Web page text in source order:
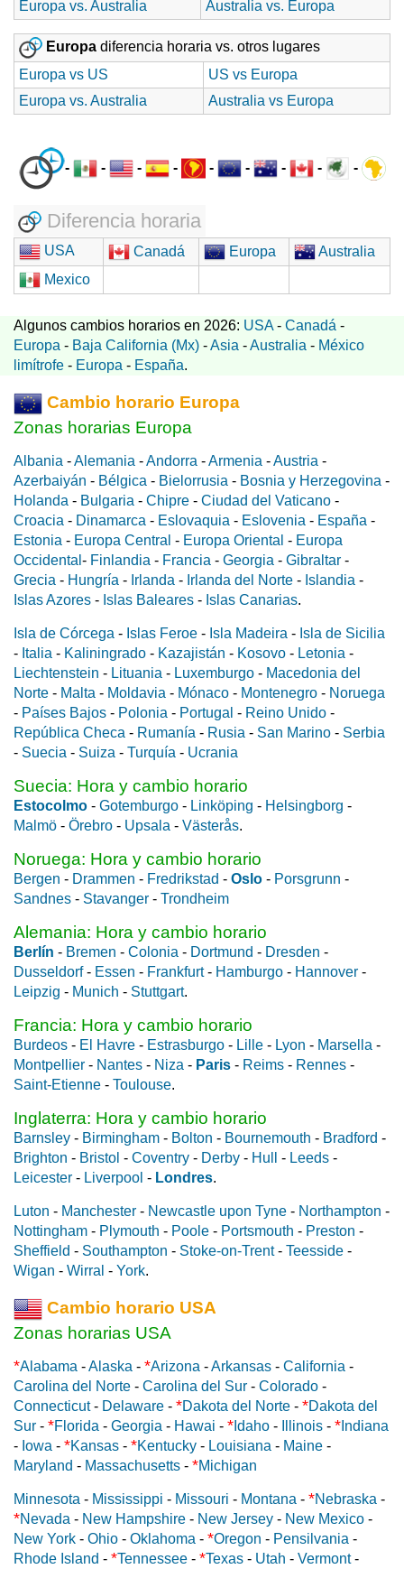
Europa vs. Australia Australia vs. Europa
Europa diferencia horaria vs. otros lugares
Europa vs US
US vs Europa
Europa vs. Australia
Australia vs Europa
- - - - - - - - -
Diferencia horaria
USA Canadá Europa
Australia
Mexico
Algunos cambios horarios en 2026: USA- Canadá -
Europa - Baja California (Mx) -Asia -Australia - México
limítrofe - Europa - España.
Cambio horario Europa
Zonas horarias Europa
Albania -Alemania -Andorra -Armenia -Austria -
Azerbaiyán - Bélgica - Bielorrusia - Bosnia y Herzegovina -
Holanda - Bulgaria - Chipre - Ciudad del Vaticano -
Croacia - Dinamarca - Eslovaquia - Eslovenia - España -
Estonia - Europa Central - Europa Oriental - Europa
Occidental - Finlandia - Francia - Georgia - Gibraltar -
Grecia - Hungría - Irlanda - Irlanda del Norte - Islandia -
Islas Azores - Islas Baleares - Islas Canarias.
Isla de Córcega - Islas Feroe - Isla Madeira - Isla de Sicilia
- Italia - Kaliningrado - Kazajistán - Kosovo - Letonia -
Liechtenstein - Lituania - Luxemburgo - Macedonia del
Norte - Malta - Moldavia - Mónaco - Montenegro - Noruega
- Países Bajos - Polonia - Portugal - Reino Unido -
República Checa - Rumanía - Rusia - San Marino - Serbia
- Suecia - Suiza - Turquía - Ucrania
Suecia: Hora y cambio horario
Estocolmo - Gotemburgo - Linköping - Helsingborg -
Malmö - Örebro - Upsala - Västerås.
Noruega: Hora y cambio horario
Bergen - Drammen - Fredrikstad - Oslo - Porsgrunn -
Sandnes - Stavanger - Trondheim
Alemania: Hora y cambio horario
Berlín - Bremen - Colonia - Dortmund - Dresden -
Dusseldorf- Essen - Frankfurt- Hamburgo - Hannover -
Leipzig - Munich - Stuttgart.
Francia: Hora y cambio horario
Burdeos - El Havre - Estrasburgo - Lille - Lyon - Marsella -
Montpellier - Nantes - Niza - Paris - Reims - Rennes -
Saint-Etienne - Toulouse.
Inglaterra: Hora y cambio horario
Barnsley - Birmingham - Bolton - Bournemouth - Bradford -
Brighton - Bristol - Coventry - Derby - Hull - Leeds -
Leicester - Liverpool - Londres.
Luton - Manchester - Newcastle upon Tyne - Northampton -
Nottingham - Plymouth - Poole - Portsmouth - Preston -
Sheffield - Southampton - Stoke-on-Trent- Teesside -
Wigan - Wirral - York.
Cambio horario USA
Zonas horarias USA
*Alabama -Alaska - *Arizona -Arkansas - California -
Carolina del Norte - Carolina del Sur - Colorado -
Connecticut- Delaware - *Dakota del Norte - *Dakota del
Sur - *Florida - Georgia - Hawai - * Idaho - Illinois - * Indiana
- Iowa - *Kansas - *Kentucky - Louisiana - Maine -
Maryland - Massachusetts - *Michigan
Minnesota - Mississippi - Missouri - Montana - *Nebraska -
*Nevada - New Hampshire - New Jersey - New Mexico -
New York - Ohio - Oklahoma - *Oregon - Pensilvania -
Rhode Island - *Tennessee - *Texas - Utah - Vermont-